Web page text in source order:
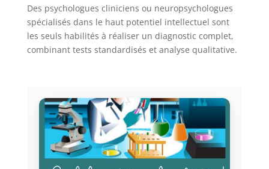
Des psychologues cliniciens ou neuropsychologues
spécialisés dans le haut potentiel intellectuel sont
les seuls habilités à réaliser un diagnostic complet,
combinant tests standardisés et analyse qualitative.